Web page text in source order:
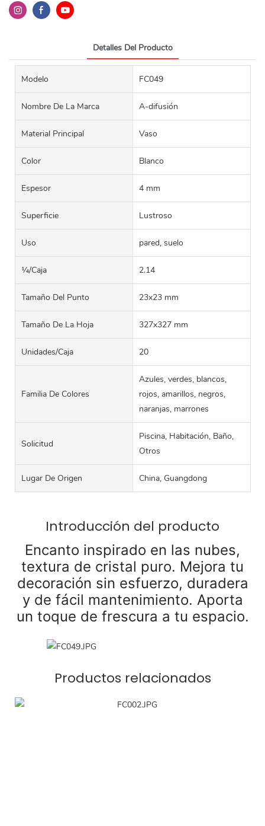
Detalles Del Producto
Modelo FC049
Nombre De La Marca A-difusión
Material Principal Vaso
Color Blanco
Espesor 4 mm
Superficie Lustroso
Uso pared, suelo
¼/caja 2.14
Tamaño Del Punto 23x23 mm
Tamaño De La Hoja 327x327 mm
Unidades/caja 20
Familia De Colores
Azules, verdes, blancos,
rojos, amarillos, negros,
naranjas, marrones
Solicitud
Piscina, Habitación, Baño,
Otros
Lugar De Origen China, Guangdong
Introducción del producto
Encanto inspirado en las nubes,
textura de cristal puro. Mejora tu
decoración sin esfuerzo, duradera
y de fácil mantenimiento. Aporta
un toque de frescura a tu espacio.
Productos relacionados